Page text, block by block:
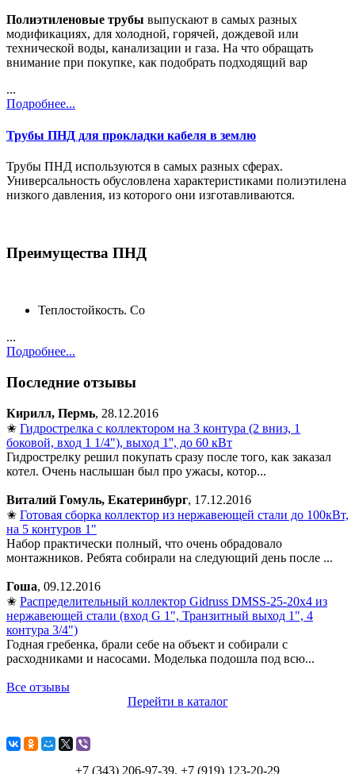
Полиэтиленовые трубы выпускают в самых разных
модификациях, для холодной, горячей, дождевой или
технической воды, канализации и газа. На что обращать
внимание при покупке, как подобрать подходящий вар
...
Подробнее...
Трубы ПНД для прокладки кабеля в землю
Трубы ПНД используются в самых разных сферах.
Универсальность обусловлена характеристиками полиэтилена
низкого давления, из которого они изготавливаются.
Преимущества ПНД
Теплостойкость. Со
...
Подробнее...
Последние отзывы
Кирилл, Пермь, 28.12.2016
✬ Гидрострелка с коллектором на 3 контура (2 вниз, 1
боковой, вход 1 1/4"), выход 1'', до 60 кВт
Гидрострелку решил покупать сразу после того, как заказал
котел. Очень наслышан был про ужасы, котор...
Виталий Гомуль, Екатеринбург, 17.12.2016
✬ Готовая сборка коллектор из нержавеющей стали до 100кВт,
на 5 контуров 1"
Набор практически полный, что очень обрадовало
монтажников. Ребята собирали на следующий день после ...
Гоша, 09.12.2016
✬ Распределительный коллектор Gidruss DMSS-25-20x4 из
нержавеющей стали (вход G 1", Транзитный выход 1", 4
контура 3/4")
Годная гребенка, брали себе на объект и собирали с
расходниками и насосами. Моделька подошла под всю...
Все отзывы
Перейти в каталог
+7 (343) 206-97-39, +7 (919) 123-20-29